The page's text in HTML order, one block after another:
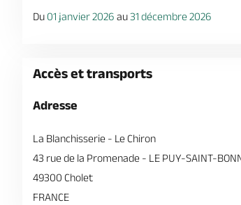
Du 01 janvier 2026 au31 décembre 2026
Accès et transports
Adresse
La Blanchisserie - Le Chiron
43 rue de la Promenade - LE PUY-SAINT-
49300 Cholet
FRANCE